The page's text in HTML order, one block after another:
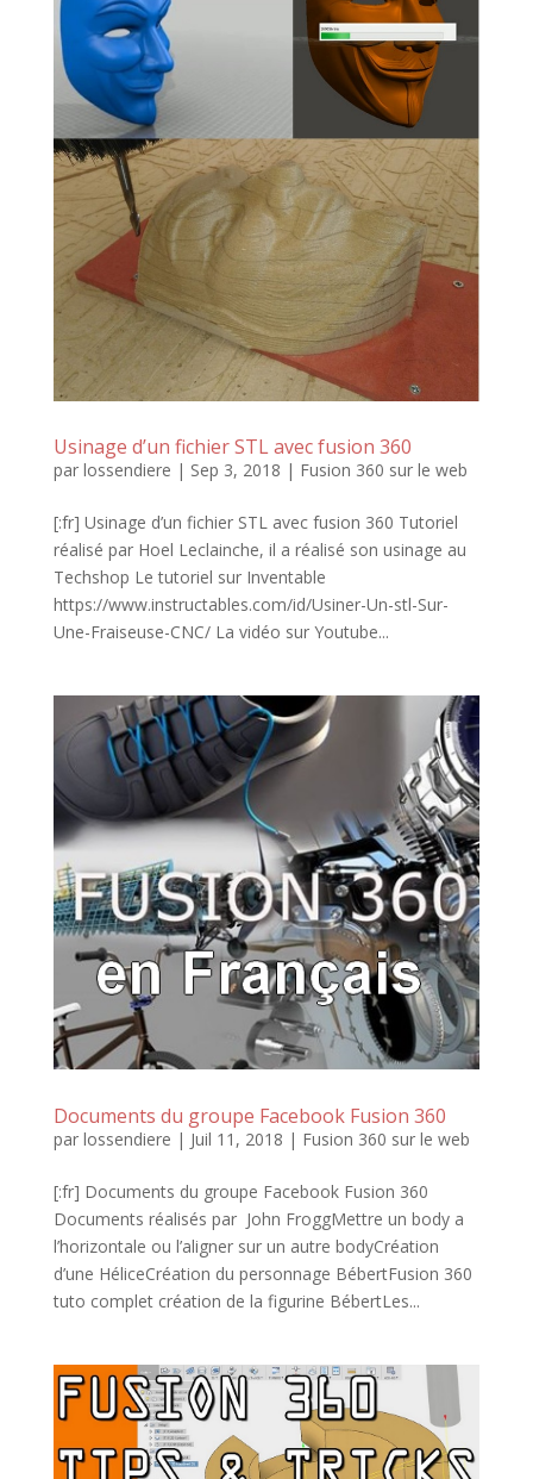
Usinage d’un fichier STL avec fusion 360
par lossendiere | Sep 3, 2018 | Fusion 360 sur le web
[:fr] Usinage d’un fichier STL avec fusion 360 Tutoriel
réalisé par Hoel Leclainche, il a réalisé son usinage au
Techshop Le tutoriel sur Inventable
https://www.instructables.com/id/Usiner-Un-stl-Sur-
Une-Fraiseuse-CNC/ La vidéo sur Youtube...
Documents du groupe Facebook Fusion 360
par lossendiere | Juil 11, 2018 | Fusion 360 sur le web
[:fr] Documents du groupe Facebook Fusion 360
Documents réalisés par John FroggMettre un body a
l’horizontale ou l’aligner sur un autre bodyCréation
d’une HéliceCréation du personnage BébertFusion 360
tuto complet création de la figurine BébertLes...